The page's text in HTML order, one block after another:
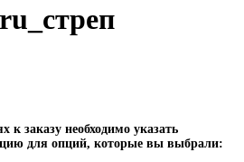
к заказу необходимо указать
для опций, которые вы выбрали: